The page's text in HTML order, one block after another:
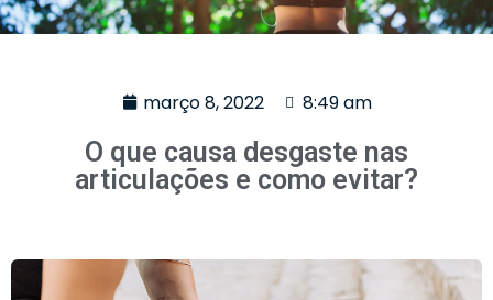
março 8, 2022 8:49 am
O que causa desgaste nas
articulações e como evitar?